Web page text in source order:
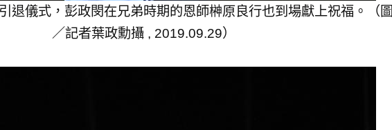
退儀式，彭政閔在兄弟時期的恩師榊原良行也到場獻上祝福。（圖
／記者葉政勳攝 , 2019.09.29）